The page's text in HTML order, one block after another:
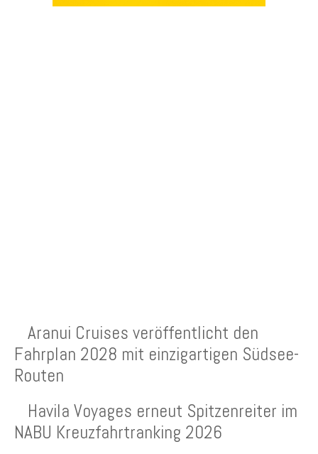
Aranui Cruises veröffentlicht den
Fahrplan 2028 mit einzigartigen Südsee-
Routen
Havila Voyages erneut Spitzenreiter im
NABU Kreuzfahrtranking 2026